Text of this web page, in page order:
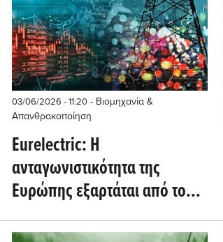
03/06/2026 - 11:20 - Βιομηχανία &
Απανθρακοποίηση
Eurelectric: Η
ανταγωνιστικότητα της
Ευρώπης εξαρτάται από τον
ολοκληρωμένο εξηλεκτρισμό